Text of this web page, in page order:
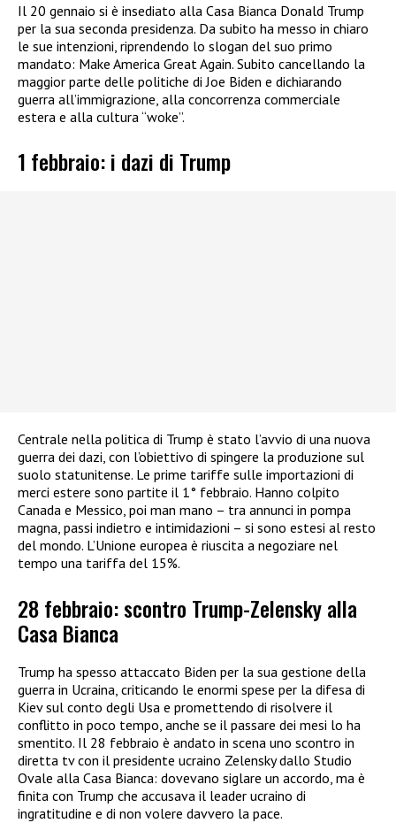
Il 20 gennaio si è insediato alla Casa Bianca Donald Trump
per la sua seconda presidenza. Da subito ha messo in chiaro
le sue intenzioni, riprendendo lo slogan del suo primo
mandato: Make America Great Again. Subito cancellando la
maggior parte delle politiche di Joe Biden e dichiarando
guerra all’immigrazione, alla concorrenza commerciale
estera e alla cultura “woke”.
1 febbraio: i dazi di Trump
Centrale nella politica di Trump è stato l’avvio di una nuova
guerra dei dazi, con l’obiettivo di spingere la produzione sul
suolo statunitense. Le prime tariffe sulle importazioni di
merci estere sono partite il 1° febbraio. Hanno colpito
Canada e Messico, poi man mano – tra annunci in pompa
magna, passi indietro e intimidazioni – si sono estesi al resto
del mondo. L’Unione europea è riuscita a negoziare nel
tempo una tariffa del 15%.
28 febbraio: scontro Trump-Zelensky alla
Casa Bianca
Trump ha spesso attaccato Biden per la sua gestione della
guerra in Ucraina, criticando le enormi spese per la difesa di
Kiev sul conto degli Usa e promettendo di risolvere il
conflitto in poco tempo, anche se il passare dei mesi lo ha
smentito. Il 28 febbraio è andato in scena uno scontro in
diretta tv con il presidente ucraino Zelensky dallo Studio
Ovale alla Casa Bianca: dovevano siglare un accordo, ma è
finita con Trump che accusava il leader ucraino di
ingratitudine e di non volere davvero la pace.